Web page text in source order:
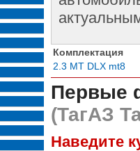
Комплектация
2.3 MT DLX mt8
Первые
(ТагАЗ
Наведите